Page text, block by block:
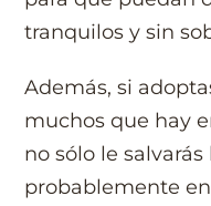
tranquilos y sin
Además, si
muchos que hay
no sólo le
probablemente